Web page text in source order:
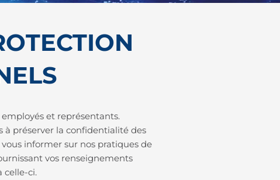
et représentants.
à préserver la confidentialité des
informer sur nos pratiques de
vos renseignements
celle-ci.